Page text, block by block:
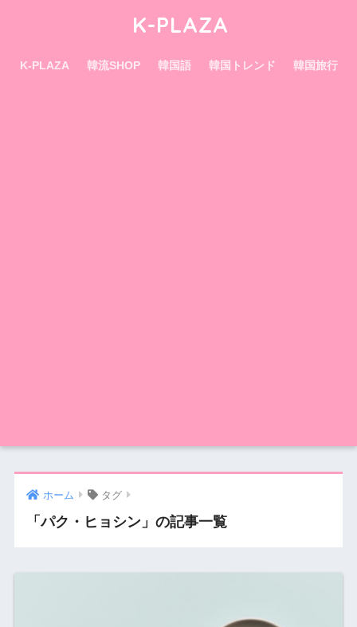
K-PLAZA
K-PLAZA 韓流SHOP 韓国語 韓国トレンド 韓国旅行
ホーム タグ
「パク・ヒョシン」の記事一覧